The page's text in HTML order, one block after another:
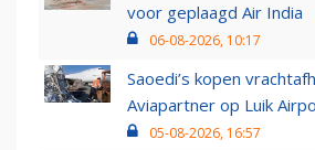
voor geplaagd Air India
06-08-2026, 10:17
Saoedi’s kopen
Aviapartner op Luik
05-08-2026, 16:57